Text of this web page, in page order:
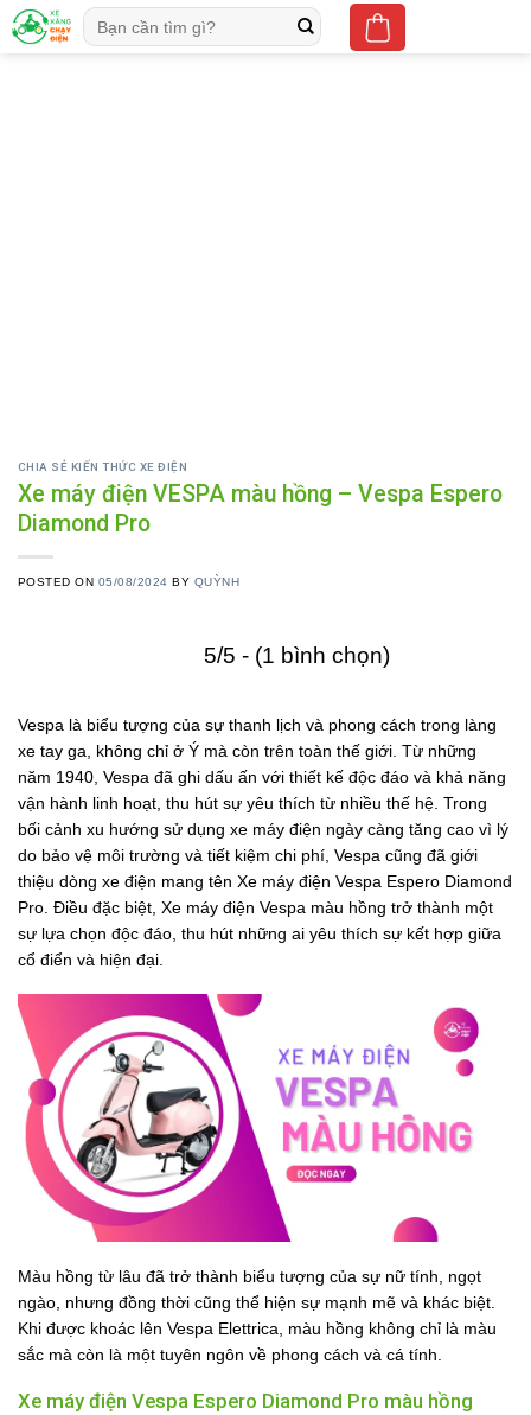
Skip
to
Tìm
kiếm:
CHIA SẺ KIẾN THỨC XE ĐIỆN
Xe máy điện VESPA màu hồng – Vespa Espero
Diamond Pro
POSTED ON 05/08/2024 BY QUỲNH
5/5 - (1 bình chọn)
Vespa là biểu tượng của sự thanh lịch và phong cách trong làng
xe tay ga, không chỉ ở Ý mà còn trên toàn thế giới. Từ những
năm 1940, Vespa đã ghi dấu ấn với thiết kế độc đáo và khả năng
vận hành linh hoạt, thu hút sự yêu thích từ nhiều thế hệ. Trong
bối cảnh xu hướng sử dụng xe máy điện ngày càng tăng cao vì lý
do bảo vệ môi trường và tiết kiệm chi phí, Vespa cũng đã giới
thiệu dòng xe điện mang tên Xe máy điện Vespa Espero Diamond
Pro. Điều đặc biệt, Xe máy điện Vespa màu hồng trở thành một
sự lựa chọn độc đáo, thu hút những ai yêu thích sự kết hợp giữa
cổ điển và hiện đại.
Màu hồng từ lâu đã trở thành biểu tượng của sự nữ tính, ngọt
ngào, nhưng đồng thời cũng thể hiện sự mạnh mẽ và khác biệt.
Khi được khoác lên Vespa Elettrica, màu hồng không chỉ là màu
sắc mà còn là một tuyên ngôn về phong cách và cá tính.
Xe máy điện Vespa Espero Diamond Pro màu hồng